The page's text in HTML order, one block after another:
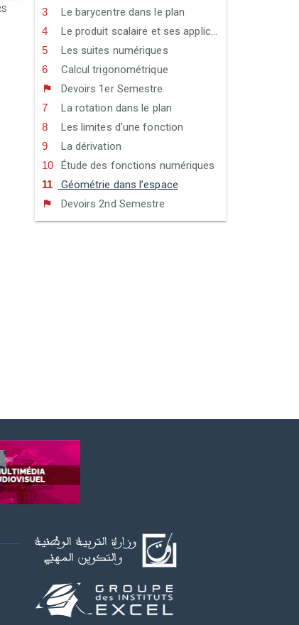
Le barycentre dans le plan
Le produit scalaire et ses applications
Les suites numériques
Calcul trigonométrique
Devoirs 1er Semestre
La rotation dans le plan
Les limites d’une fonction
La dérivation
Étude des fonctions numériques
Géométrie dans l’espace
Devoirs 2nd Semestre